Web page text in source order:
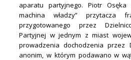
aparatu partyjnego. Piotr Osęka
machina władzy” przytacza
przygotowanego przez
Partyjnej w jednym z miast
prowadzenia dochodzenia przez
anonim, w którym podawano w